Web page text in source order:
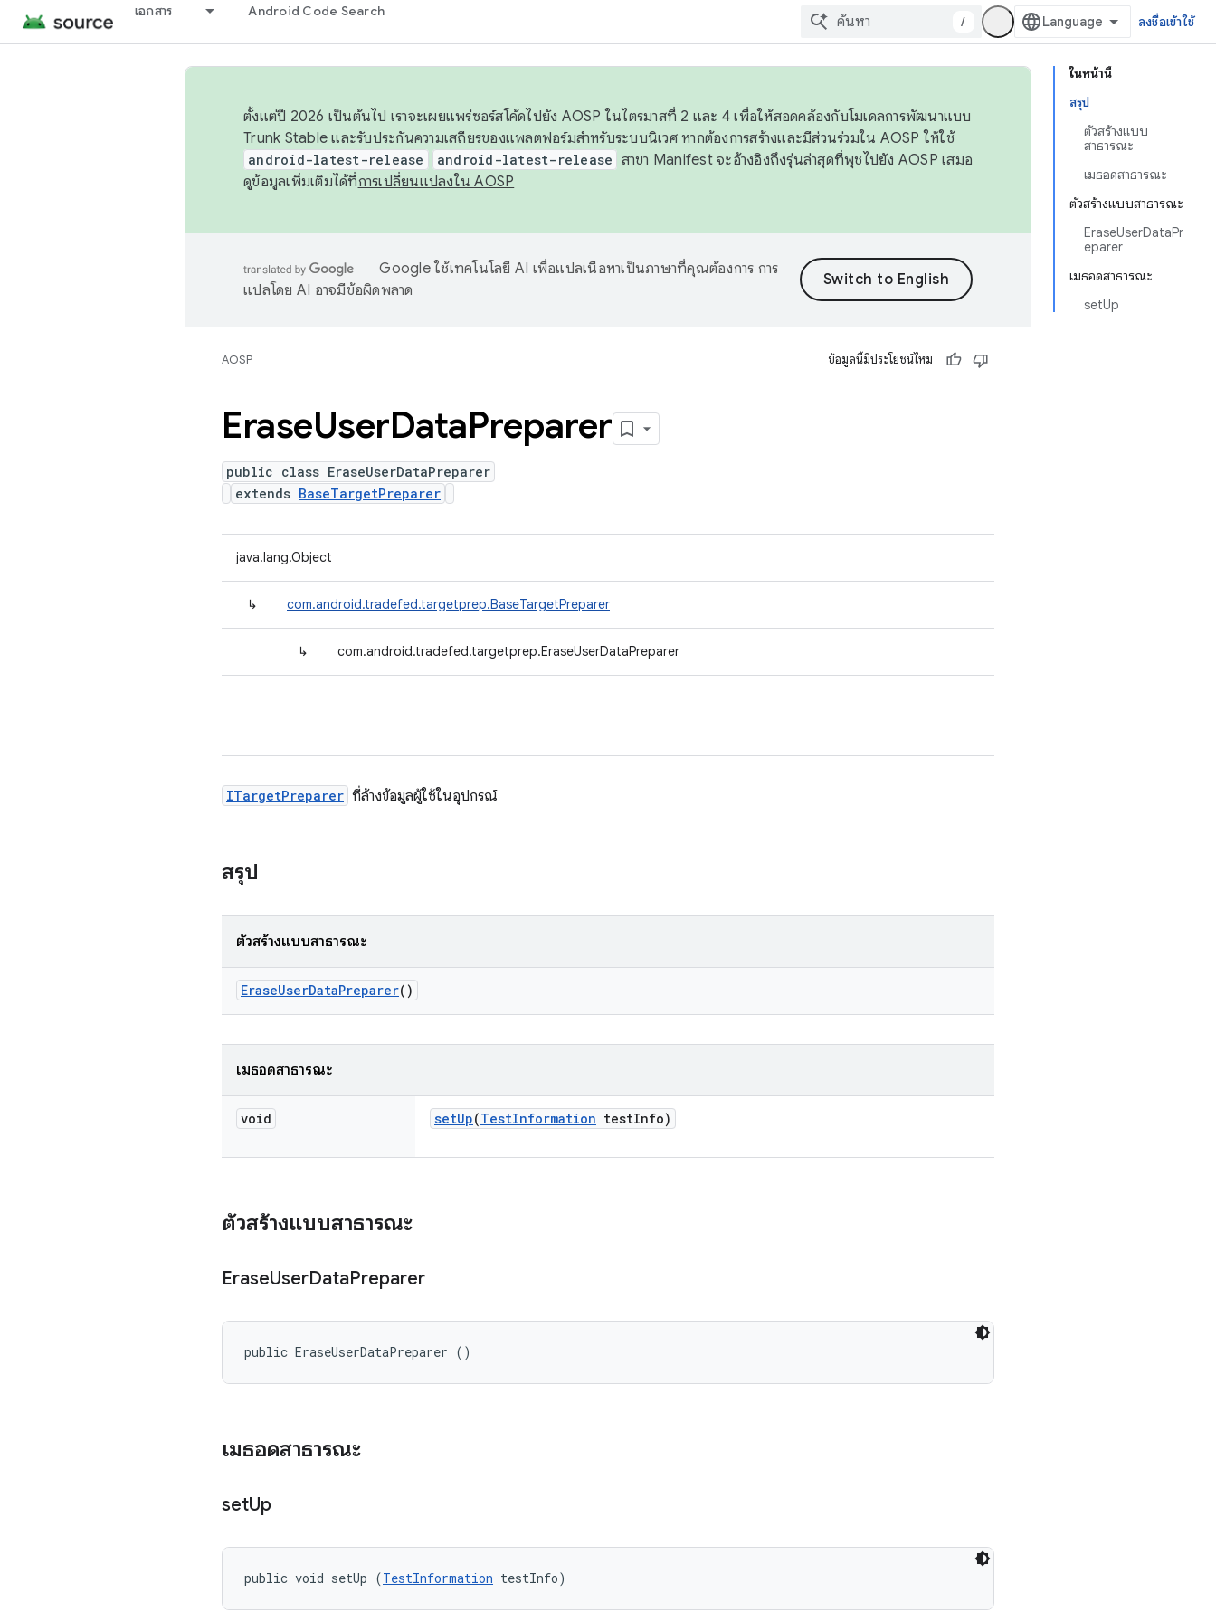
เอกสาร Android Code Search
/ ลงชื่อเข้าใช้
ในหน้านี้
สรุป
ตัวสร้างแบบ
สาธารณะ
เมธอดสาธารณะ
ตัวสร้างแบบสาธารณะ
EraseUserDataPr
eparer
เมธอดสาธารณะ
setUp
ตั้งแต่ปี 2026 เป็นต้นไป เราจะเผยแพร่ซอร์สโค้ดไปยัง AOSP ในไตรมาสที่ 2 และ 4 เพื่อให้สอดคล้องกับโมเดลการพัฒนาแบบ
Trunk Stable และรับประกันความเสถียรของแพลตฟอร์มสำหรับระบบนิเวศ หากต้องการสร้างและมีส่วนร่วมใน AOSP ให้ใช้
android-latest-release android-latest-release สาขา Manifest จะอ้างอิงถึงรุ่นล่าสุดที่พุชไปยัง AOSP เสมอ
ดูข้อมูลเพิ่มเติมได้ที่การเปลี่ยนแปลงใน AOSP
Google ใช้เทคโนโลยี AI เพื่อแปลเนื้อหาเป็นภาษาที่คุณต้องการ การ
แปลโดย AI อาจมีข้อผิดพลาด
AOSP ข้อมูลนี้มีประโยชน์ไหม
EraseUserDataPreparer
public class EraseUserDataPreparer
extends BaseTargetPreparer
java.lang.Object
↳ com.android.tradefed.targetprep.BaseTargetPreparer
↳ com.android.tradefed.targetprep.EraseUserDataPreparer
ITargetPreparer ที่ล้างข้อมูลผู้ใช้ในอุปกรณ์
สรุป
ตัวสร้างแบบสาธารณะ
EraseUserDataPreparer()
เมธอดสาธารณะ
void setUp(TestInformation testInfo)
ตัวสร้างแบบสาธารณะ
EraseUserDataPreparer
public EraseUserDataPreparer ()
เมธอดสาธารณะ
setUp
public void setUp (TestInformation testInfo)